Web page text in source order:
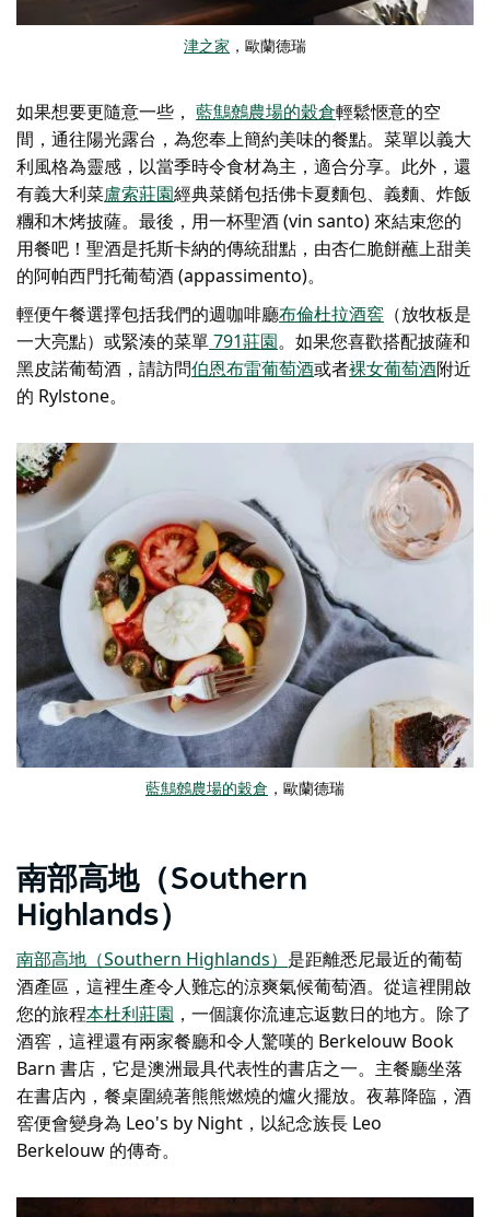
津之家 ，歐蘭德瑞
如果想要更隨意一些， 藍鷦鷯農場的穀倉輕鬆愜意的空
間，通往陽光露台，為您奉上簡約美味的餐點。菜單以義大
利風格為靈感，以當季時令食材為主，適合分享。此外，還
有義大利菜盧索莊園經典菜餚包括佛卡夏麵包、義麵、炸飯
糰和木烤披薩。最後，用一杯聖酒 (vin santo) 來結束您的
用餐吧！聖酒是托斯卡納的傳統甜點，由杏仁脆餅蘸上甜美
的阿帕西門托葡萄酒 (appassimento)。
輕便午餐選擇包括我們的週咖啡廳布倫杜拉酒窖 （放牧板是
一大亮點）或緊湊的菜單791莊園。如果您喜歡搭配披薩和
黑皮諾葡萄酒，請訪問伯恩布雷葡萄酒或者裸女葡萄酒附近
的 Rylstone。
藍鷦鷯農場的穀倉 ，歐蘭德瑞
南部高地（Southern
Highlands）
南部高地（Southern Highlands） 是距離悉尼最近的葡萄
酒產區，這裡生產令人難忘的涼爽氣候葡萄酒。從這裡開啟
您的旅程本杜利莊園 ，一個讓你流連忘返數日的地方。除了
酒窖，這裡還有兩家餐廳和令人驚嘆的 Berkelouw Book
Barn 書店，它是澳洲最具代表性的書店之一。主餐廳坐落
在書店內，餐桌圍繞著熊熊燃燒的爐火擺放。夜幕降臨，酒
窖便會變身為 Leo's by Night，以紀念族長 Leo
Berkelouw 的傳奇。